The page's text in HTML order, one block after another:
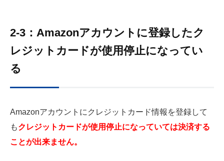
2-3：Amazonアカウントに登録したク
レジットカードが使用停止になってい
る
Amazonアカウントにクレジットカード情報を登録して
もクレジットカードが使用停止になっていては決済する
ことが出来ません。